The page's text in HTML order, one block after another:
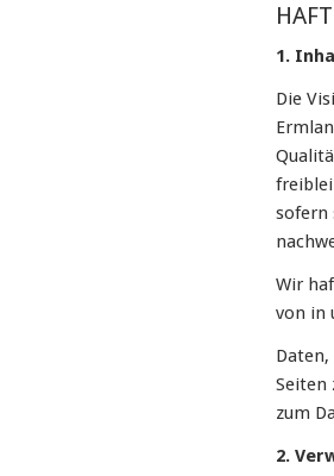
1.
Die
sofern
Wir
von in
Seiten
zum
2.